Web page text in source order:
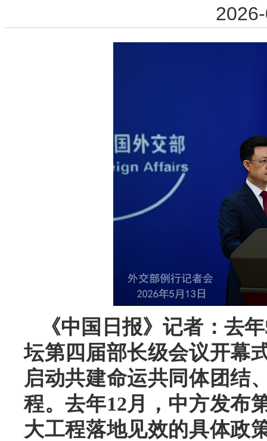
《中国日报》记者：去
坛第四届部长级会议开幕
启动共建命运共同体团结
程。去年12月，中方发布
大工程落地见效的具体政